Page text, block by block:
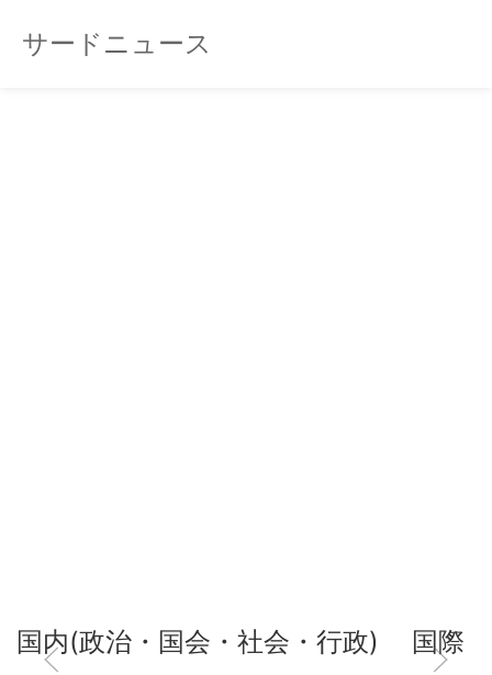
サードニュース
国内(政治・国会・社会・行政) 国際